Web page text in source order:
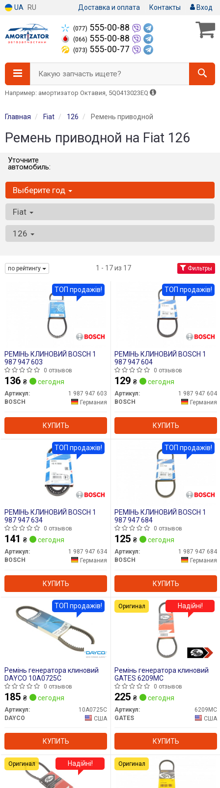
UA RU Доставка и оплата Контакты Вход
(077) 555-00-88
(066) 555-00-88
(073) 555-00-77
Какую запчасть ищете?
Например: амортизатор Октавия, 5Q0413023EQ
Главная Fiat 126 Ремень приводной
Ремень приводной на Fiat 126
Уточните
автомобиль:
Выберите год
Fiat
126
по рейтингу 1 - 17 из 17 Фильтры
РЕМІНЬ КЛИНОВИЙ BOSCH 1
987 947 603
0 отзывов
136 ₴ сегодня
Артикул:
1 987 947 603
BOSCH
Германия
КУПИТЬ
ТОП продажів!
РЕМІНЬ КЛИНОВИЙ BOSCH 1
987 947 604
0 отзывов
129 ₴ сегодня
Артикул:
1 987 947 604
BOSCH
Германия
КУПИТЬ
ТОП продажів!
РЕМІНЬ КЛИНОВИЙ BOSCH 1
987 947 634
0 отзывов
141 ₴ сегодня
Артикул:
1 987 947 634
BOSCH
Германия
КУПИТЬ
ТОП продажів!
РЕМІНЬ КЛИНОВИЙ BOSCH 1
987 947 684
0 отзывов
125 ₴ сегодня
Артикул:
1 987 947 684
BOSCH
Германия
КУПИТЬ
ТОП продажів!
Ремінь генератора клиновий
DAYCO 10A0725C
0 отзывов
185 ₴ сегодня
Артикул:
10A0725C
DAYCO
США
КУПИТЬ
ТОП продажів!
Ремінь генератора клиновий
GATES 6209MC
0 отзывов
225 ₴ сегодня
Артикул:
6209MC
GATES
США
КУПИТЬ
Надійні!
Оригинал
Надійні!
Оригинал Оригинал